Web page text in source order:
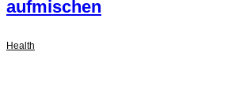
aufmischen
Health